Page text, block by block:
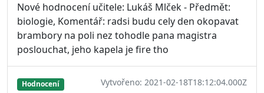
Nové hodnocení učitele: Lukáš Mlček - Předmět:
biologie, Komentář: radsi budu cely den okopavat
brambory na poli nez tohodle pana magistra
poslouchat, jeho kapela je fire tho
Hodnocení Vytvořeno: 2021-02-18T18:12:04.000Z